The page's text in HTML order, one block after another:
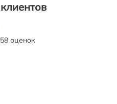
оценок